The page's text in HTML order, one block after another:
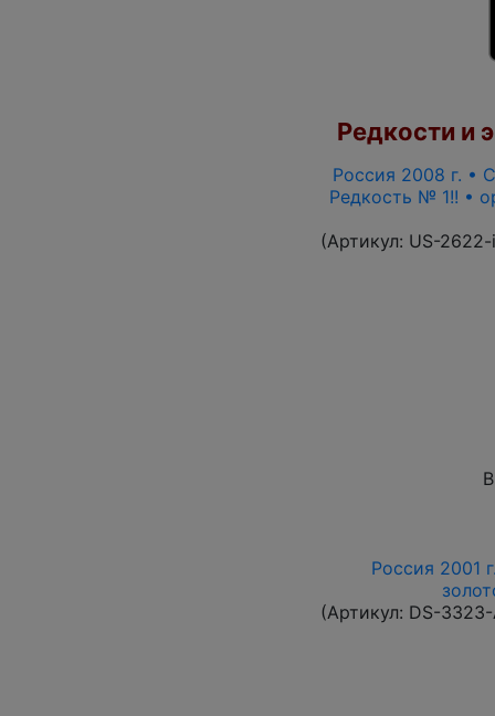
Редкости и
Россия 2008 г. •
Редкость № 1!! •
(Артикул: US-
Россия 2001
(Артикул: DS-